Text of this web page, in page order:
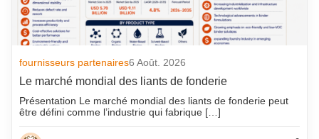
fournisseurs partenaires6 Août. 2026
Le marché mondial des liants de fonderie
Présentation Le marché mondial des liants de fonderie peut
être défini comme l’industrie qui fabrique […]